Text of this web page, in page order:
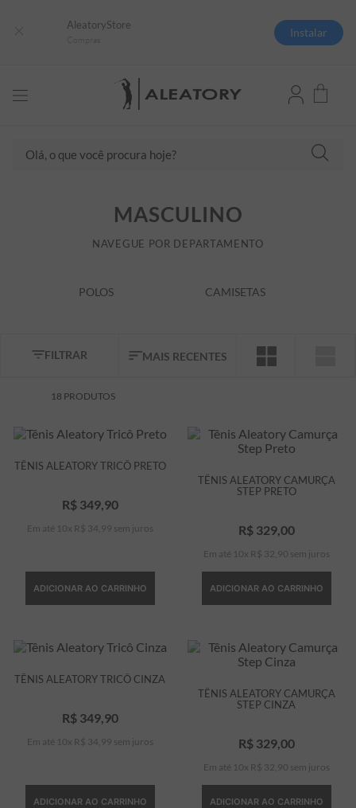
AleatoryStore
Instalar
MASCULINO
NAVEGUE POR DEPARTAMENTO
POLOS CAMISETAS
MAIS RECENTES
FILTRAR
18 PRODUTOS
TÊNIS ALEATORY TRICÔ PRETO
R$ 349, 90
Em até 10 x R$ 34 99 sem juros
ADICIONAR AO CARRINHO
TÊNIS ALEATORY CAMURÇA
STEP PRETO
R$ 329, 00
Em até 10 x R$ 32 90 sem juros
ADICIONAR AO CARRINHO
TÊNIS ALEATORY TRICÔ CINZA
R$ 349, 90
Em até 10 x R$ 34 99 sem juros
ADICIONAR AO CARRINHO
TÊNIS ALEATORY CAMURÇA
STEP CINZA
R$ 329, 00
Em até 10 x R$ 32 90 sem juros
ADICIONAR AO CARRINHO
1º
camisas polo
2º
camiseta listrada
camiseta
6º
jaqueta
º
kids